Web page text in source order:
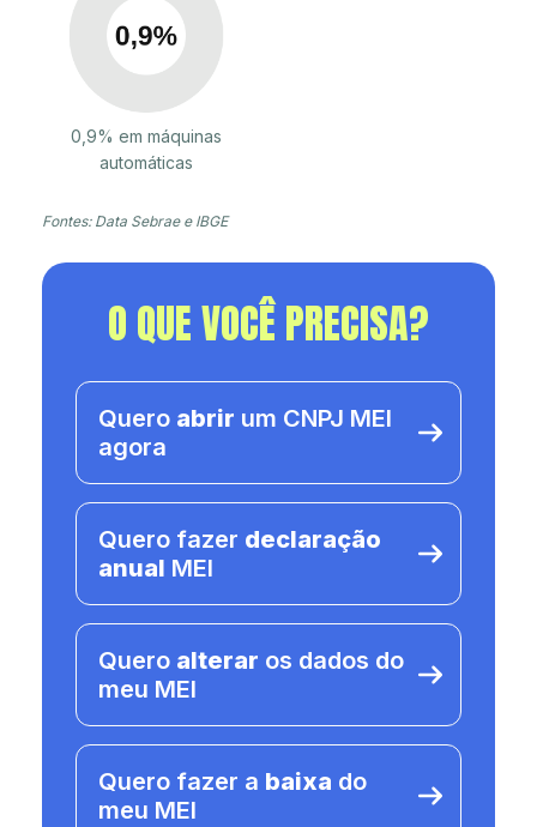
0,9% em máquinas
automáticas
Fontes: Data Sebrae e IBGE
O QUE VOCÊ PRECISA?
Quero abrir um CNPJ MEI
agora
Quero fazer declaração
anual MEI
Quero alterar os dados do
meu MEI
Quero fazer a baixa do
meu MEI